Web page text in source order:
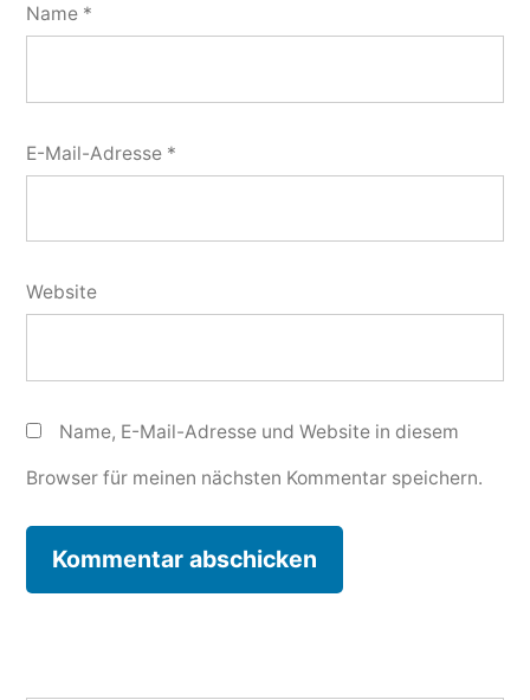
Name *
E-Mail-Adresse *
Website
Name, E-Mail-Adresse und Website in diesem
Browser für meinen nächsten Kommentar speichern.